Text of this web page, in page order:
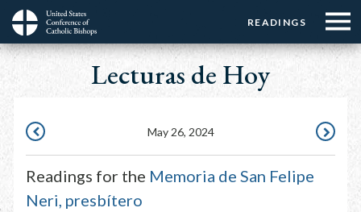
Skip
main
Menu:
Top
Buttons
READINGS
Menu:
Top
☰
Menu
Main
navigation
Lecturas de Hoy
25,
May 26, 2024
MAY
Readings for the Memoria de San Felipe
Neri, presbítero